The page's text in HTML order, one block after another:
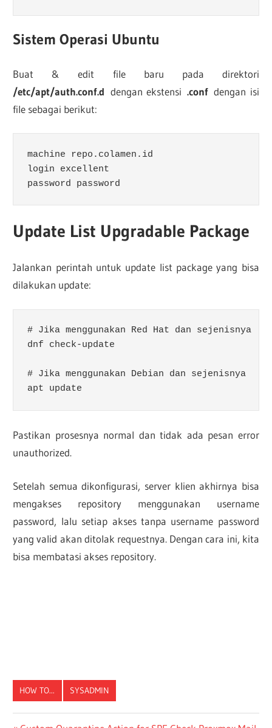
Sistem Operasi Ubuntu
Buat & edit file baru pada direktori
/etc/apt/auth.conf.d dengan ekstensi.confdengan isi
file sebagai berikut:
machine repo.colamen.id
login excellent
password password
Update List Upgradable Package
Jalankan perintah untuk update list package yang bisa
dilakukan update:
# Jika menggunakan Red Hat dan sejenisnya
dnf check-update
# Jika menggunakan Debian dan sejenisnya
apt update
Pastikan prosesnya normal dan tidak ada pesan error
unauthorized.
Setelah semua dikonfigurasi, server klien akhirnya bisa
mengakses repository menggunakan username
password, lalu setiap akses tanpa username password
yang valid akan ditolak requestnya. Dengan cara ini, kita
bisa membatasi akses repository.
HOW TO... SYSADMIN